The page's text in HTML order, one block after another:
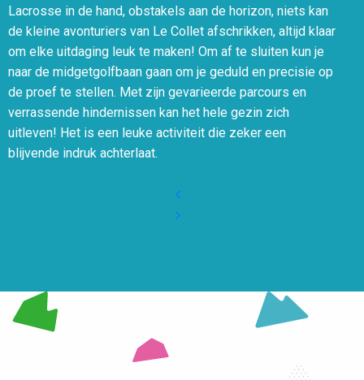
Lacrosse in de hand, obstakels aan de horizon, niets kan
de kleine avonturiers van Le Collet afschrikken, altijd klaar
om elke uitdaging leuk te maken! Om af te sluiten kun je
naar de midgetgolfbaan gaan om je geduld en precisie op
de proef te stellen. Met zijn gevarieerde parcours en
verrassende hindernissen kan het hele gezin zich
uitleven! Het is een leuke activiteit die zeker een
blijvende indruk achterlaat.